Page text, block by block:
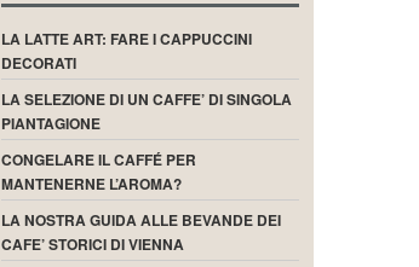
LA LATTE ART: FARE I CAPPUCCINI
DECORATI
LA SELEZIONE DI UN CAFFE’ DI SINGOLA
PIANTAGIONE
CONGELARE IL CAFFÉ PER
MANTENERNE L’AROMA?
LA NOSTRA GUIDA ALLE BEVANDE DEI
CAFE’ STORICI DI VIENNA